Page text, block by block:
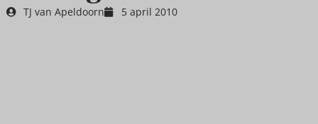
TJ van Apeldoorn 5 april 2010